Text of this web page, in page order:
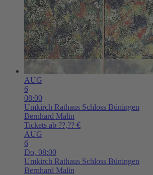
AUG
6
08:00
Umkirch Rathaus Schloss Büningen
Bernhard Malin
Tickets ab ??,?? €
AUG
6
Do, 08:00
Umkirch Rathaus Schloss Büningen
Bernhard Malin